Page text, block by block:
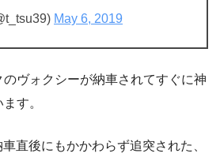
May 6, 2019
ヴォクシーが納車されてすぐに神
す。
直後にもかかわらず追突された、